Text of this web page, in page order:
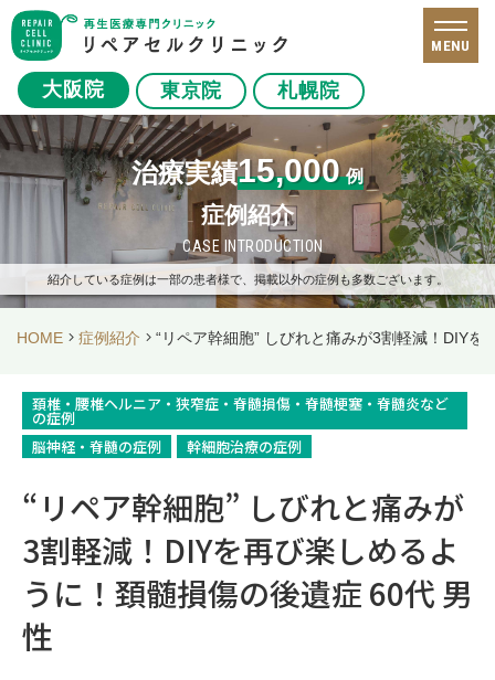
大阪院 東京院 札幌院
MENU
治療実績15,000 例
症例紹介
CASE INTRODUCTION
紹介している症例は一部の患者様で、掲載以外の症例も多数ございます。
HOME 症例紹介 “リペア幹細胞” しびれと痛みが3割軽減！DIY
頚椎・腰椎ヘルニア・狭窄症・脊髄損傷・脊髄梗塞・脊髄炎など
の症例
脳神経・脊髄の症例
幹細胞治療の症例
“リペア幹細胞” しびれと痛みが
3割軽減！DIYを再び楽しめるよ
うに！頚髄損傷の後遺症 60代 男
性